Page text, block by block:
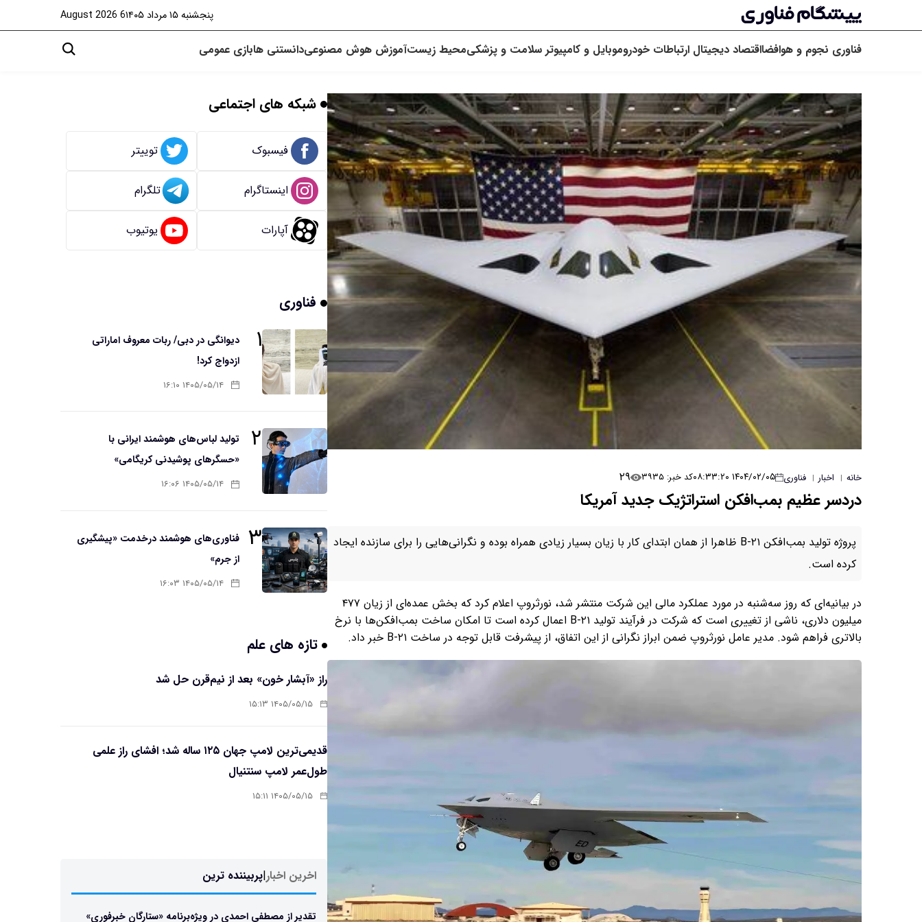
پنجشنبه ۱۵ مرداد ۱۴۰۵ 6 August 2026
فناوری نجوم و هوافضااقتصاد دیجیتال ارتباطات خودروموبایل و کامپیوتر سلامت و پزشکیمحیط زیستآموزش هوش مصنوعیدانستنی هابازی عمومی
خانه | اخبار | فناوری ۱۴۰۴/۰۲/۰۵ ۰۸:۳۳:۲۰ کد خبر: ۳۹۳۵ ۲۹
دردسر عظیم بمب‌افکن استراتژیک جدید آمریکا
پروژه تولید بمب‌افکن B-۲۱ ظاهرا از همان ابتدای کار با زیان بسیار زیادی همراه بوده و نگرانی‌هایی را برای سازنده ایجاد
کرده است.
در بیانیه‌ای که روز سه‌شنبه در مورد عملکرد مالی این شرکت منتشر شد، نورثروپ اعلام کرد که بخش عمده‌ای از زیان ۴۷۷
میلیون دلاری، ناشی از تغییری است که شرکت در فرآیند تولید B-۲۱ اعمال کرده است تا امکان ساخت بمب‌افکن‌ها با نرخ
بالاتری فراهم شود. مدیر عامل نورثروپ ضمن ابراز نگرانی از این اتفاق، از پیشرفت قابل توجه در ساخت B-۲۱ خبر داد.
شبکه های اجتماعی
فیسبوک توییتر
اینستاگرام تلگرام
آپارات یوتیوب
فناوری
۱
دیوانگی در دبی/ ربات معروف اماراتی
ازدواج کرد!
۱۴۰۵/۰۵/۱۴ ۱۶:۱۰
۲
تولید لباس‌های هوشمند ایرانی با
«حسگرهای پوشیدنی کریگامی»
۱۴۰۵/۰۵/۱۴ ۱۶:۰۶
۳ فناوری‌های هوشمند درخدمت «پیشگیری
از جرم»
۱۴۰۵/۰۵/۱۴ ۱۶:۰۳
تازه های علم
راز «آبشار خون» بعد از نیم‌قرن حل شد
۱۴۰۵/۰۵/۱۵ ۱۵:۱۳
قدیمی‌ترین لامپ جهان ۱۲۵ ساله شد؛ افشای راز علمی
طول‌عمر لامپ سنتنیال
۱۴۰۵/۰۵/۱۵ ۱۵:۱۱
اخرین اخبار|پربیننده ترین
تقدیر از مصطفی احمدی در ویژه‌برنامه «ستارگان خبرفوری»